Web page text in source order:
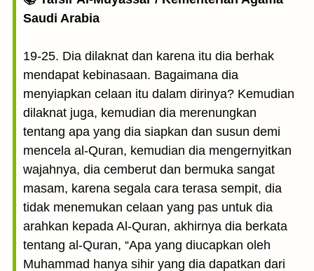
Saudi Arabia
19-25. Dia dilaknat dan karena itu dia berhak
mendapat kebinasaan. Bagaimana dia
menyiapkan celaan itu dalam dirinya? Kemudian
dilaknat juga, kemudian dia merenungkan
tentang apa yang dia siapkan dan susun demi
mencela al-Quran, kemudian dia mengernyitkan
wajahnya, dia cemberut dan bermuka sangat
masam, karena segala cara terasa sempit, dia
tidak menemukan celaan yang pas untuk dia
arahkan kepada Al-Quran, akhirnya dia berkata
tentang al-Quran, “Apa yang diucapkan oleh
Muhammad hanya sihir yang dia dapatkan dari